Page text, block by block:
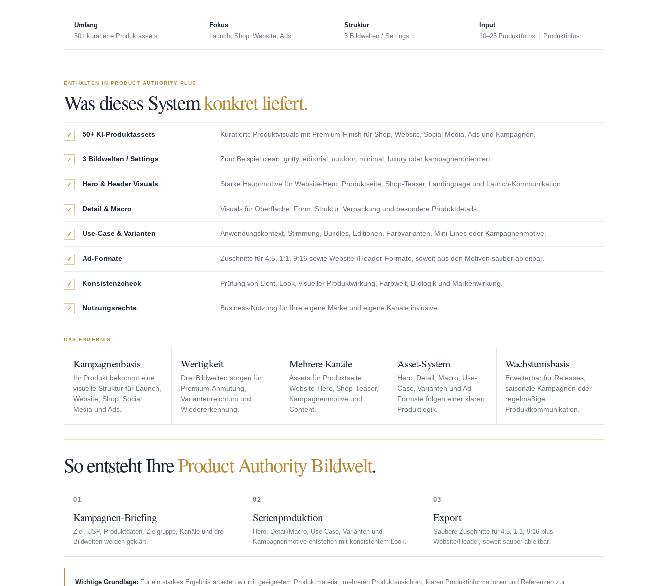
Umfang
50+ kuratierte Produktassets
Fokus
Launch, Shop, Website, Ads
Struktur
3 Bildwelten / Settings
Input
10–25 Produktfotos + Produktinfos
ENTHALTEN IN PRODUCT AUTHORITY PLUS
Was dieses Systemkonkret liefert.
✓ 50+ KI-Produktassets Kuratierte Produktvisuals mit Premium-Finish für Shop, Website, Social Media, Ads und Kampagnen.
✓ 3 Bildwelten / Settings Zum Beispiel clean, gritty, editorial, outdoor, minimal, luxury oder kampagnenorientiert.
✓ Hero & Header Visuals Starke Hauptmotive für Website-Hero, Produktseite, Shop-Teaser, Landingpage und Launch-Kommunikation.
✓ Detail & Macro Visuals für Oberfläche, Form, Struktur, Verpackung und besondere Produktdetails.
✓ Use-Case & Varianten Anwendungskontext, Stimmung, Bundles, Editionen, Farbvarianten, Mini-Lines oder Kampagnenmotive.
✓ Ad-Formate Zuschnitte für 4:5, 1:1, 9:16 sowie Website-/Header-Formate, soweit aus den Motiven sauber ableitbar.
✓ Konsistenzcheck Prüfung von Licht, Look, visueller Produktwirkung, Farbwelt, Bildlogik und Markenwirkung.
✓ Nutzungsrechte Business-Nutzung für Ihre eigene Marke und eigene Kanäle inklusive.
DAS ERGEBNIS
Kampagnenbasis
Ihr Produkt bekommt eine
visuelle Struktur für Launch,
Website, Shop, Social
Media und Ads.
Wertigkeit
Drei Bildwelten sorgen für
Premium-Anmutung,
Variantenreichtum und
Wiedererkennung.
Mehrere Kanäle
Assets für Produktseite,
Website-Hero, Shop-Teaser,
Kampagnenmotive und
Content.
Asset-System
Hero, Detail, Macro, Use-
Case, Varianten und Ad-
Formate folgen einer klaren
Produktlogik.
Wachstumsbasis
Erweiterbar für Releases,
saisonale Kampagnen oder
regelmäßige
Produktkommunikation.
So entsteht IhreProduct Authority Bildwelt.
01
Kampagnen-Briefing
Ziel, USP, Produktdaten, Zielgruppe, Kanäle und drei
Bildwelten werden geklärt.
02
Serienproduktion
Hero, Detail/Macro, Use-Case, Varianten und
Kampagnenmotive entstehen mit konsistentem Look.
03
Export
Saubere Zuschnitte für 4:5, 1:1, 9:16 plus
Website/Header, soweit sauber ableitbar.
Wichtige Grundlage: Für ein starkes Ergebnis arbeiten wir mit geeignetem Produktmaterial, mehreren Produktansichten, klaren Produktinformationen und Referenzen zur